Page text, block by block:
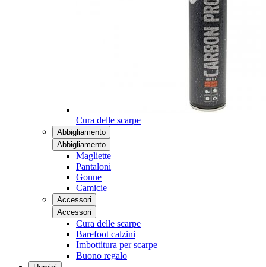
Cura delle scarpe
Abbigliamento
Abbigliamento
Magliette
Pantaloni
Gonne
Camicie
Accessori
Accessori
Cura delle scarpe
Barefoot calzini
Imbottitura per scarpe
Buono regalo